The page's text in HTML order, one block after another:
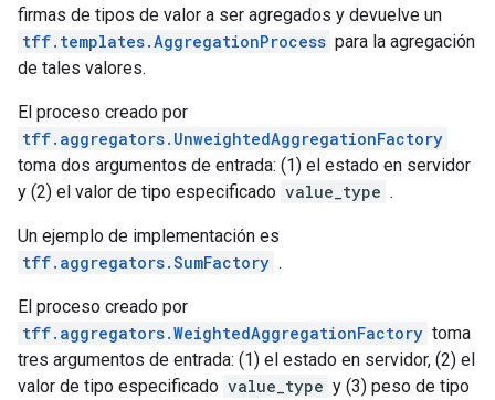
firmas de tipos de valor a ser agregados y devuelve un
tff.templates.AggregationProcess para la agregación
de tales valores.
El proceso creado por
tff.aggregators.UnweightedAggregationFactory
toma dos argumentos de entrada: (1) el estado en servidor
y (2) el valor de tipo especificado value_type .
Un ejemplo de implementación es
tff.aggregators.SumFactory .
El proceso creado por
tff.aggregators.WeightedAggregationFactory toma
tres argumentos de entrada: (1) el estado en servidor, (2) el
valor de tipo especificado value_type y (3) peso de tipo